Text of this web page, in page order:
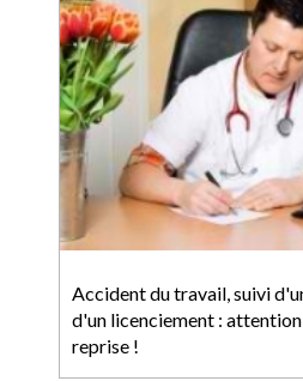
Accident du travail, suivi
d'un licenciement :
reprise !